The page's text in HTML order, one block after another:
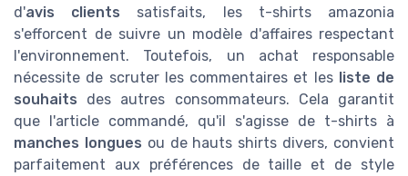
d'avis clients satisfaits, les t-shirts amazonia
s'efforcent de suivre un modèle d'affaires respectant
l'environnement. Toutefois, un achat responsable
nécessite de scruter les commentaires et les liste de
souhaits des autres consommateurs. Cela garantit
que l'article commandé, qu'il s'agisse de t-shirts à
manches longues ou de hauts shirts divers, convient
parfaitement aux préférences de taille et de style